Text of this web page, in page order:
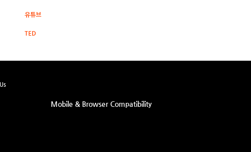
유튜브
TED
Mobile & Browser Compatibility